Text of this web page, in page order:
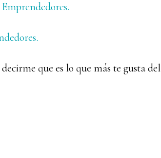
que es lo que más te gusta del